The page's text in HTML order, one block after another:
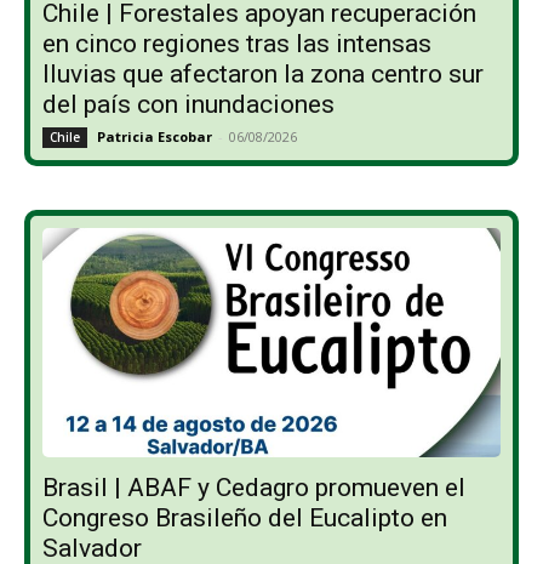
Chile | Forestales apoyan recuperación
en cinco regiones tras las intensas
lluvias que afectaron la zona centro sur
del país con inundaciones
Chile Patricia Escobar - 06/08/2026
Brasil | ABAF y Cedagro promueven el
Congreso Brasileño del Eucalipto en
Salvador